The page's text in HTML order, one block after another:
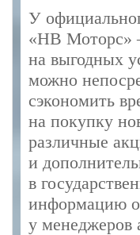
У
«НВ Моторс»
на выгодных
можно
сэкономить
на покупку
различные
и
в
информацию о
у менеджеров